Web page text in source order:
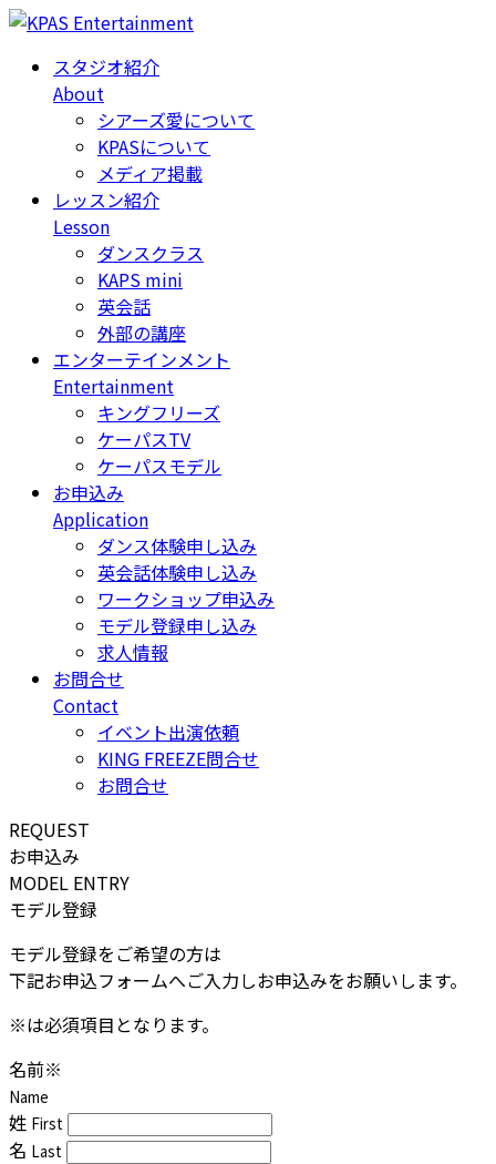
スタジオ紹介
About
シアーズ愛について
KPASについて
メディア掲載
レッスン紹介
Lesson
ダンスクラス
KAPS mini
英会話
外部の講座
エンターテインメント
Entertainment
キングフリーズ
ケーパスTV
ケーパスモデル
お申込み
Application
ダンス体験申し込み
英会話体験申し込み
ワークショップ申込み
モデル登録申し込み
求人情報
お問合せ
Contact
イベント出演依頼
KING FREEZE問合せ
お問合せ
REQUEST
お申込み
MODEL ENTRY
モデル登録
モデル登録をご希望の方は
下記お申込フォームへご入力しお申込みをお願いします。
※は必須項目となります。
名前※
Name
姓 First
名 Last